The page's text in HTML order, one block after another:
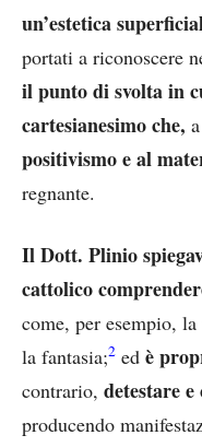
un’estetica
portati a riconoscere
il punto di svolta in
cartesianesimo che,
positivismo e al
regnante.
Il Dott. Plinio
cattolico
come, per esempio,
la fantasia;2 ed è
contrario, detestare
producendo